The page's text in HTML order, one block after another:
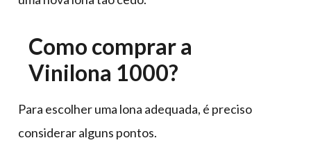
Como comprar a
Vinilona 1000?
Para escolher uma lona adequada, é preciso
considerar alguns pontos.